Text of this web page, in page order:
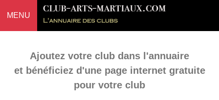
MENU
Ajoutez votre club dans l'annuaire
et bénéficiez d'une page internet gratuite
pour votre club